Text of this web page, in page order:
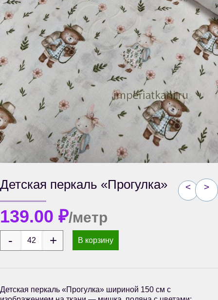
< >
Детская перкаль «Прогулка»
139.00 ₽/метр
В корзину
Детская перкаль «Прогулка» шириной 150 см с